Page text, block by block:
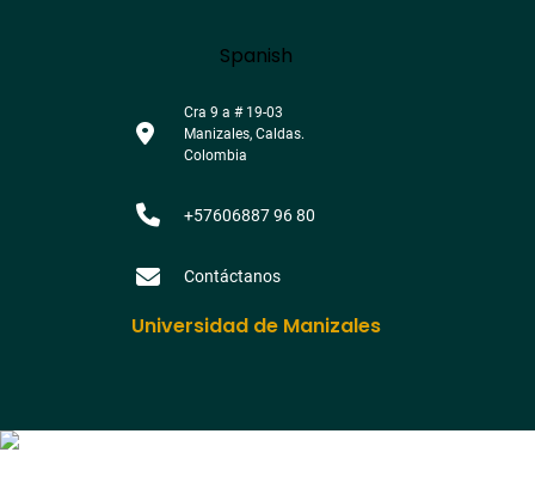
Language
Spanish
Cra 9 a # 19-03
Manizales, Caldas.
Colombia
+57606887 96 80
Contáctanos
Universidad de Manizales